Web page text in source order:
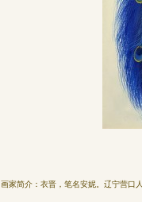
画家简介：衣晋，笔名安妮。辽宁营口